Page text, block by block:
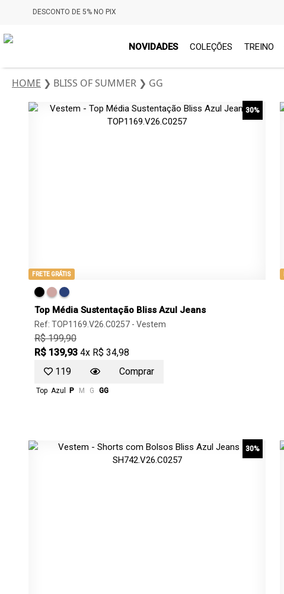
DESCONTO DE 5% NO PIX
NOVIDADES COLEÇÕES TREINO
HOME ❯ BLISS OF SUMMER ❯ GG
30%
FRETE GRÁTIS
Top Média Sustentação Bliss Azul Jeans
Ref: TOP1169.V26.C0257 - Vestem
R$ 199,90
R$ 139,93 4x R$ 34,98
119
Comprar
Top Azul P M G GG
30%